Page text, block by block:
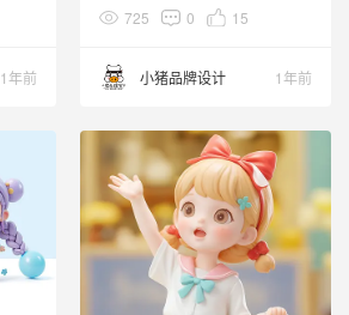
1年前
725 0 15
小猪品牌设计 1年前